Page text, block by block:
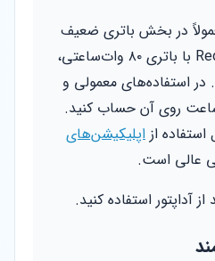
در بخش باتری ضعیف
هستند. اما Redmi G 2022 با باتری ۸۰ وات‌ساعتی،
در استفاده‌های معمولی و
می‌توانید تا ۵ ساعت روی آن حساب کنید.
از اپلیکیشن‌های
عالی است.
آداپتور استفاده کنید.